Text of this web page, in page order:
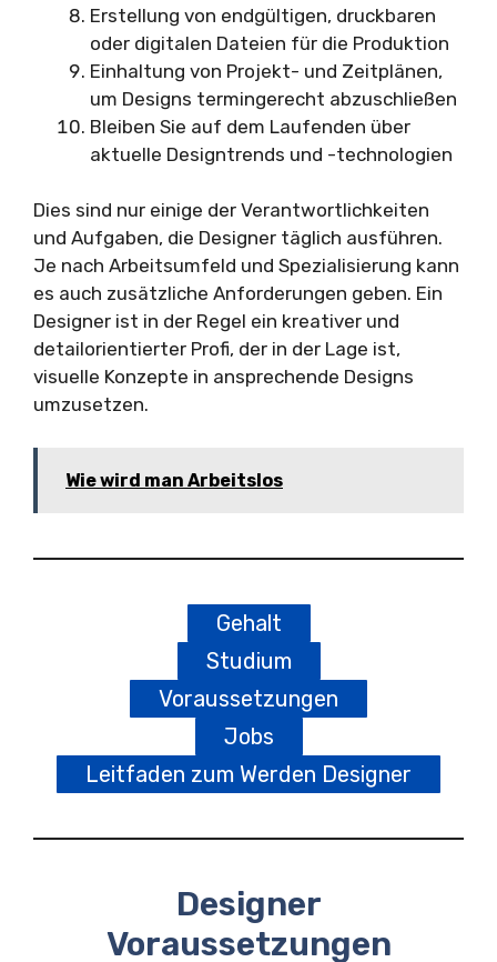
Erstellung von endgültigen, druckbaren
oder digitalen Dateien für die Produktion
Einhaltung von Projekt- und Zeitplänen,
um Designs termingerecht abzuschließen
Bleiben Sie auf dem Laufenden über
aktuelle Designtrends und -technologien
Dies sind nur einige der Verantwortlichkeiten
und Aufgaben, die Designer täglich ausführen.
Je nach Arbeitsumfeld und Spezialisierung kann
es auch zusätzliche Anforderungen geben. Ein
Designer ist in der Regel ein kreativer und
detailorientierter Profi, der in der Lage ist,
visuelle Konzepte in ansprechende Designs
umzusetzen.
Wie wird man Arbeitslos
Gehalt
Studium
Voraussetzungen
Jobs
Leitfaden zum Werden Designer
Designer
Voraussetzungen